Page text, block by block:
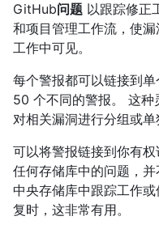
GitHub问题 以跟踪修正
和项目管理工作流，使
工作中可见。
每个警报都可以链接到
50 个不同的警报。 这种
对相关漏洞进行分组或单
可以将警报链接到你有
任何存储库中的问题，
中央存储库中跟踪工作
复时，这非常有用。